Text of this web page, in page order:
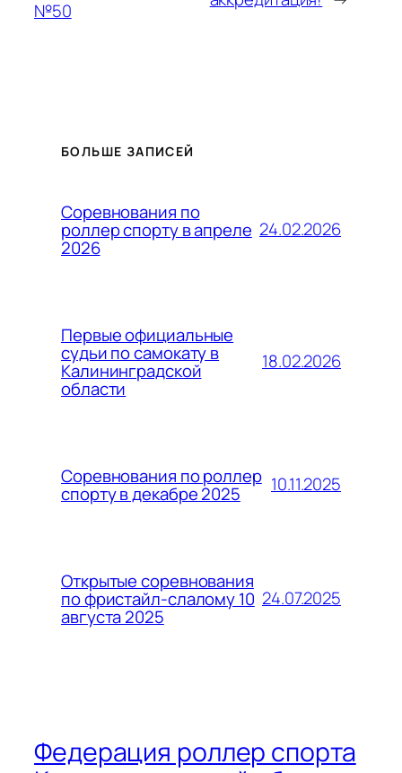
№50
БОЛЬШЕ ЗАПИСЕЙ
Соревнования по
роллер спорту в апреле
2026
24.02.2026
Первые официальные
судьи по самокату в
Калининградской
области
18.02.2026
Соревнования по роллер
спорту в декабре 2025 10.11.2025
Открытые соревнования
по фристайл-слалому 10
августа 2025
24.07.2025
Федерация роллер спорта